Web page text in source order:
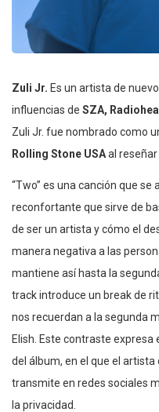
Zuli Jr. Es un artista de
influencias de SZA,
Zuli Jr. fue nombrado como
Rolling Stone USAal
“Two” es una canción que
reconfortante que sirve de
de ser un artista y cómo el
manera negativa a las
mantiene así hasta la
track introduce un break de
nos recuerdan a la segunda
Elish. Este contraste
del álbum, en el que el
transmite en redes sociales
la privacidad.